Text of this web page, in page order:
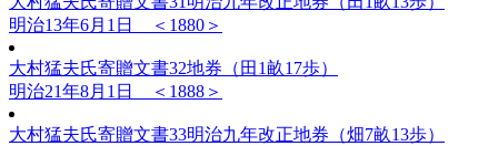
明治13年6月1日 ＜1880＞
大村猛夫氏寄贈文書32地券（田1畝17歩）
明治21年8月1日 ＜1888＞
大村猛夫氏寄贈文書33明治九年改正地券（畑7畝13歩）